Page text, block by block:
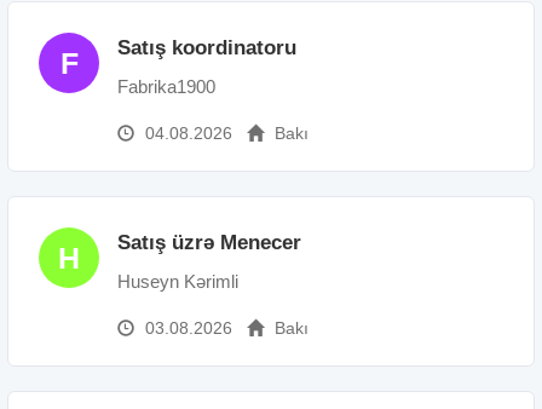
F Satış koordinatoru
Fabrika1900
04.08.2026 Bakı
H Satış üzrə Menecer
Huseyn Kərimli
03.08.2026 Bakı